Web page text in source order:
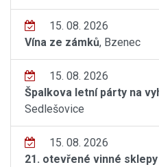
15. 08. 2026
Vína ze zámků, Bzenec
15. 08. 2026
Špalkova letní párty na
Sedlešovice
15. 08. 2026
21. otevřené vinné